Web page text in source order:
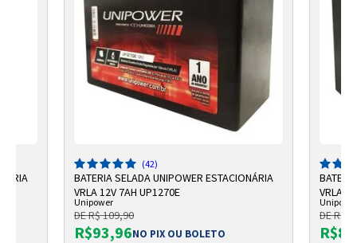
(42)
BATERIA SELADA UNIPOWER ESTACIONÁRIA
VRLA 12V 7AH UP1270E
Unipower
DE R$ 109,90
R$93,96NO PIX OU BOLETO
VRLA
DE R$